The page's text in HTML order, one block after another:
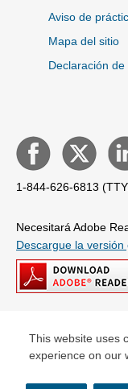
This website uses
experience on our
Aviso de
Mapa del sitio
Declaración
1-844-626-6813
Necesitará Adobe
Descargue la versión
© Copyright 2026